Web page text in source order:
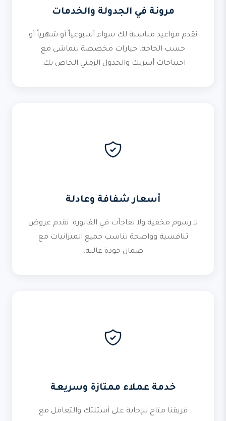
مرونة في الجدولة والخدمات
نقدم مواعيد مناسبة لك سواء أسبوعياً أو شهرياً أو
حسب الحاجة. خيارات مخصصة تتماشى مع
احتياجات أسرتك والجدول الزمني الخاص بك.
أسعار شفافة وعادلة
لا رسوم مخفية ولا تفاجآت في الفاتورة. نقدم عروض
تنافسية وواضحة تناسب جميع الميزانيات مع
ضمان جودة عالية.
خدمة عملاء ممتازة وسريعة
فريقنا متاح للإجابة على أسئلتك والتعامل مع